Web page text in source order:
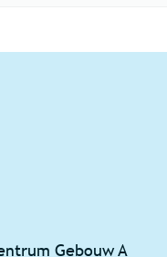
Gebouw A